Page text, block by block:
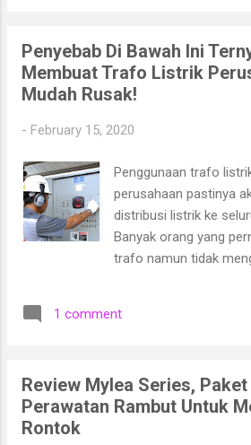
Penyebab Di Bawah Ini
Membuat Trafo Listrik
Mudah Rusak!
- February 15, 2020
Penggunaan trafo
perusahaan pastinya
distribusi listrik ke
Banyak orang yang
trafo namun tidak
berkaitan dengan
Trafo Yang Dipasang Di
Mengalami Kerusakan
1 comment
Review Mylea Series, Paket
Perawatan Rambut Untuk
Rontok